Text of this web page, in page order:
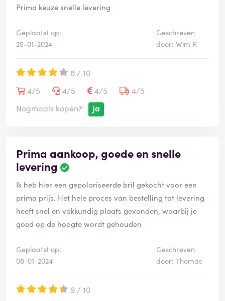
Prima keuze snelle levering
Geplaatst op:
25-01-2024
Geschreven
door: Wim P.
8 / 10
4/5
4/5 4/5
4/5
Nogmaals kopen?
Ja
Prima aankoop, goede en snelle
levering
Ik heb hier een gepolariseerde bril gekocht voor een
prima prijs. Het hele proces van bestelling tot levering
heeft snel en vakkundig plaats gevonden, waarbij je
goed op de hoogte wordt gehouden
Geplaatst op:
08-01-2024
Geschreven
door: Thomas
9 / 10